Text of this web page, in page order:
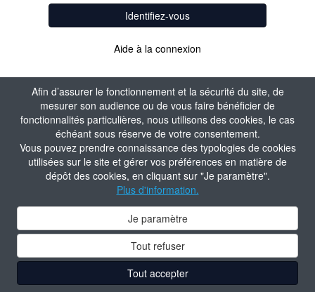
Afin d’assurer le fonctionnement et la sécurité du site, de
mesurer son audience ou de vous faire bénéficier de
fonctionnalités particulières, nous utilisons des cookies, le cas
échéant sous réserve de votre consentement.
Vous pouvez prendre connaissance des typologies de cookies
utilisées sur le site et gérer vos préférences en matière de
dépôt des cookies, en cliquant sur "Je paramètre".
Plus d'information.
Je paramètre
Tout refuser
Tout accepter
Identifiez-vous
Aide à la connexion